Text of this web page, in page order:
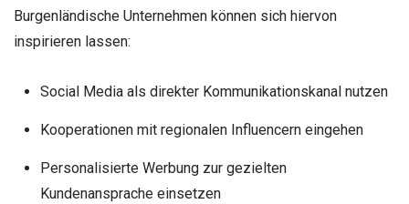
Burgenländische Unternehmen können sich hiervon
inspirieren lassen:
Social Media als direkter Kommunikationskanal nutzen
Kooperationen mit regionalen Influencern eingehen
Personalisierte Werbung zur gezielten
Kundenansprache einsetzen